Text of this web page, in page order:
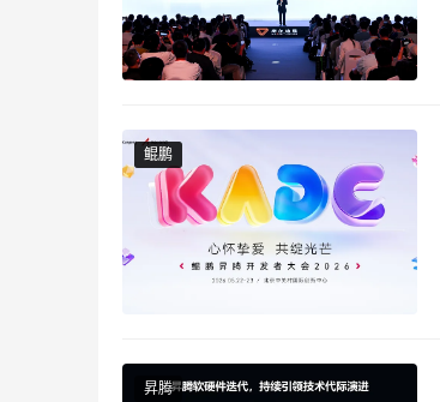
鲲鹏
鲲鹏
昇腾